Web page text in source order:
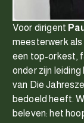
Voor dirigent
meesterwerk
een top-orkest,
onder zijn
van Die
bedoeld heeft.
beleven: het